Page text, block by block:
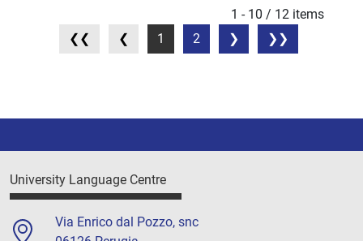
1 - 10 / 12 items
1
2
University Language Centre
Via Enrico dal Pozzo, snc